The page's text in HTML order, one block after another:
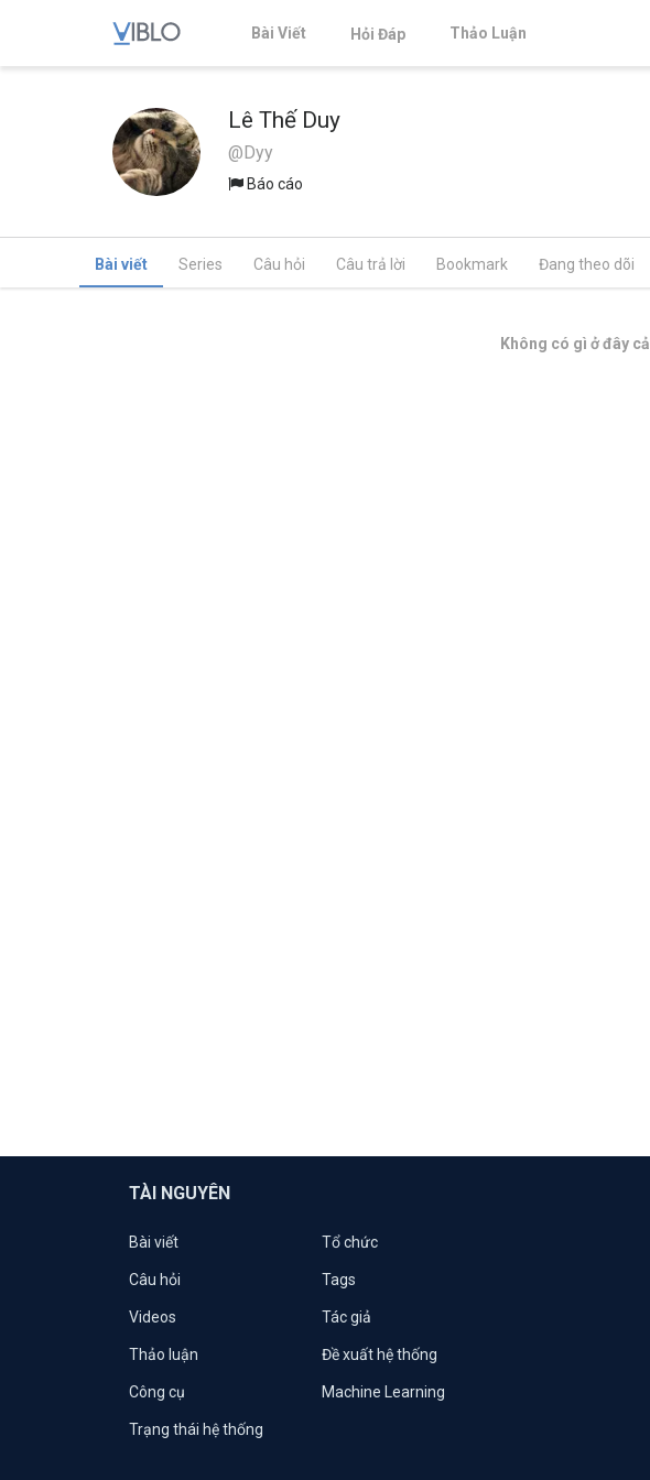
Bài Viết Hỏi Đáp Thảo Luận
Lê Thế Duy
@Dyy
Báo cáo
Bài viết Series Câu hỏi Câu trả lời Bookmark Đang theo dõi
Không có gì ở đây cả
TÀI NGUYÊN
Bài viết Tổ chức
Câu hỏi Tags
Videos Tác giả
Thảo luận Đề xuất hệ thống
Công cụ Machine Learning
Trạng thái hệ thống